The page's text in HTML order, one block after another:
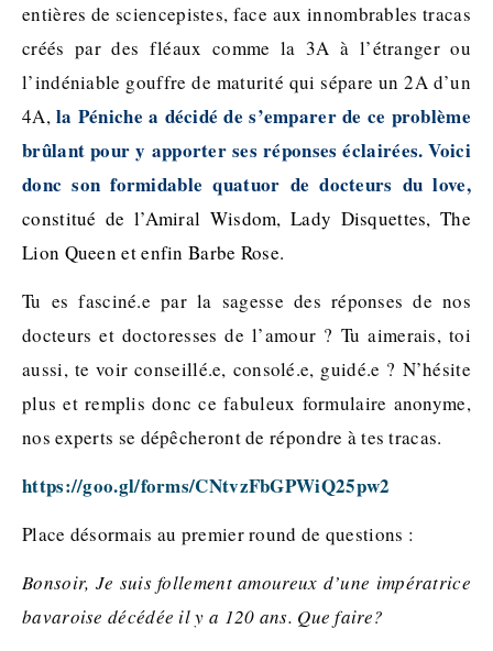
entières de sciencepistes, face aux innombrables tracas
créés par des fléaux comme la 3A à l’étranger ou
l’indéniable gouffre de maturité qui sépare un 2A d’un
4A,la Péniche a décidé de s’emparer de ce problème
brûlant pour y apporter ses réponses éclairées. Voici
donc son formidable quatuor de docteurs du love,
constitué de l’Amiral Wisdom, Lady Disquettes, The
Lion Queen et enfin Barbe Rose.
Tu es fasciné.e par la sagesse des réponses de nos
docteurs et doctoresses de l’amour ? Tu aimerais, toi
aussi, te voir conseillé.e, consolé.e, guidé.e ? N’hésite
plus et remplis donc ce fabuleux formulaire anonyme,
nos experts se dépêcheront de répondre à tes tracas.
https://goo.gl/forms/CNtvzFbGPWiQ25pw2
Place désormais au premier round de questions :
Bonsoir, Je suis follement amoureux d’une impératrice
bavaroise décédée il y a 120 ans. Que faire?